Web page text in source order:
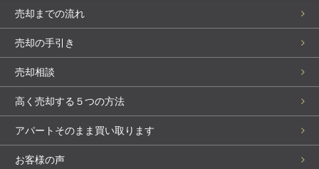
売却までの流れ
売却の手引き
売却相談
高く売却する５つの方法
アパートそのまま買い取ります
お客様の声